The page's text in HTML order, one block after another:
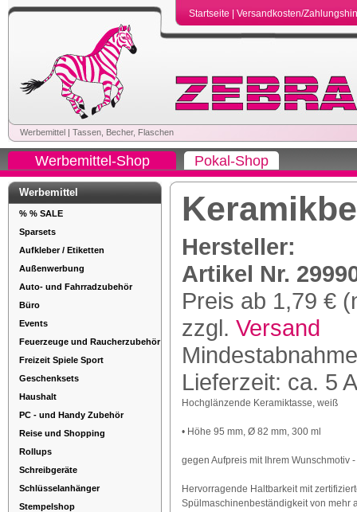
Startseite Versandkosten/
Werbemittel | Tassen, Becher, Flaschen
Werbemittel-Shop Pokal-Shop
Werbemittel
% % SALE
Sparsets
Aufkleber / Etiketten
Außenwerbung
Auto- und Fahrradzubehör
Büro
Events
Feuerzeuge und Raucherzubehör
Freizeit Spiele Sport
Geschenksets
Haushalt
PC - und Handy Zubehör
Reise und Shopping
Rollups
Schreibgeräte
Schlüsselanhänger
Stempelshop
Hersteller:
Artikel Nr.
Preis ab 1,79 €
zzgl. Versand
Lieferzeit: ca. 5
Hochglänzende Keramiktasse, weiß
• Höhe 95 mm, Ø 82 mm, 300 ml
gegen Aufpreis mit Ihrem Wunschmotiv -
Hervorragende Haltbarkeit mit
Spülmaschinenbeständigkeit von mehr